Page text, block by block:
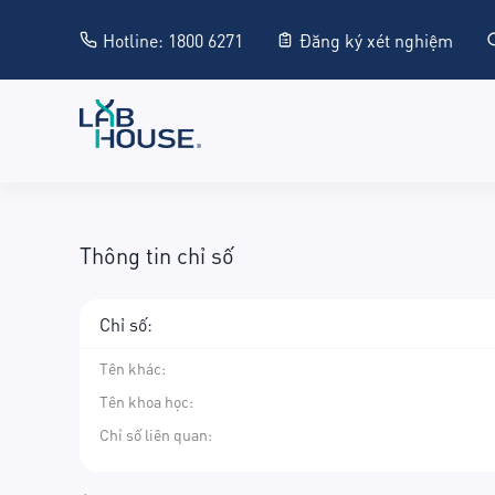
Hotline: 1800 6271 Đăng ký xét nghiệm
Thông tin chỉ số
Chỉ số:
Tên khác:
Tên khoa học:
Chỉ số liên quan: